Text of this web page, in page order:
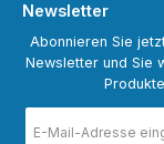
Newsletter
Abonnieren Sie
Newsletter und Sie
Mail-